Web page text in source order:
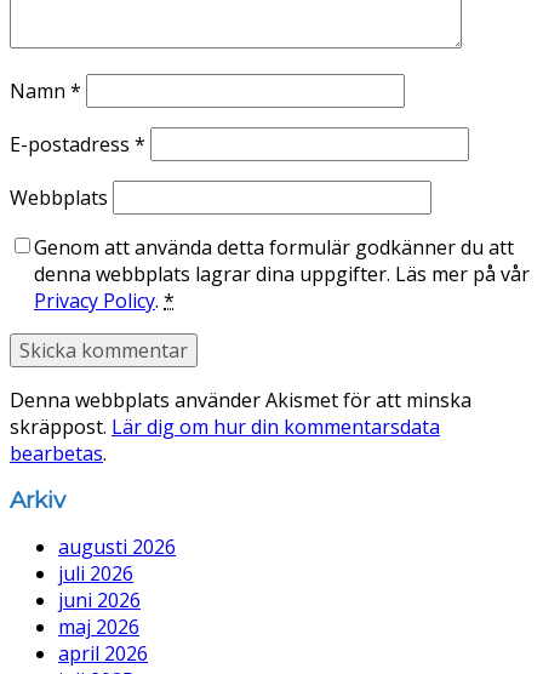
Namn *
E-postadress *
Webbplats
Genom att använda detta formulär godkänner du att
denna webbplats lagrar dina uppgifter. Läs mer på vår
Privacy Policy. *
Denna webbplats använder Akismet för att minska
skräppost. Lär dig om hur din kommentarsdata
bearbetas.
Arkiv
augusti 2026
juli 2026
juni 2026
maj 2026
april 2026